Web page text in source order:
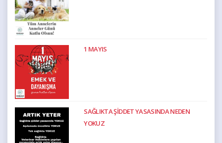
1 MAYIS
SAĞLIKTA ŞİDDET YASASINDA NEDEN
YOKUZ